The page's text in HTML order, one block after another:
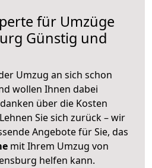
für Umzüge
Günstig und
Umzug an sich schon
wollen Ihnen dabei
über die Kosten
Sie sich zurück – wir
Angebote für Sie, das
mit Ihrem Umzug von
helfen kann.